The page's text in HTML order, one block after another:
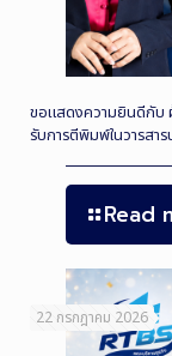
ขอแสดงความยินดีกับ
รับการตีพิมพ์ในวารสา
Read
22 กรกฎาคม 2026